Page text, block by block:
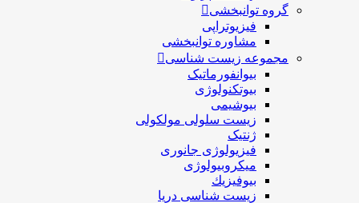
گروه توانبخشی
فیزیوتراپی
مشاوره توانبخشی
مجموعه زیست شناسی
بیوانفورماتیک
بیوتکنولوژی
بیوشیمی
زیست سلولی مولکولی
ژنتیک
فیزیولوژی جانوری
میکروبیولوژی
بيوفيزيك
زیست شناسی دریا